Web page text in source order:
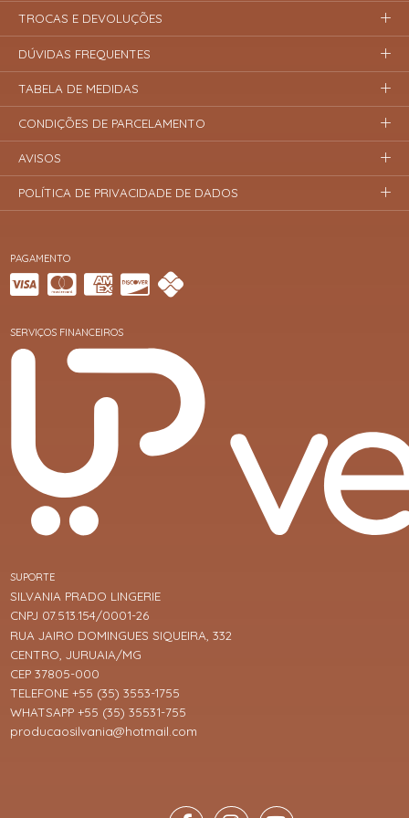
PAGAMENTO
SERVIÇOS FINANCEIROS
SUPORTE
SILVANIA PRADO LINGERIE
CNPJ 07.513.154/0001-26
RUA JAIRO DOMINGUES SIQUEIRA, 332
CENTRO, JURUAIA/MG
CEP 37805-000
TELEFONE +55 (35) 3553-1755
WHATSAPP +55 (35) 35531-755
producaosilvania@hotmail.com
TROCAS E DEVOLUÇÕES
DÚVIDAS FREQUENTES
TABELA DE MEDIDAS
CONDIÇÕES DE PARCELAMENTO
AVISOS
POLÍTICA DE PRIVACIDADE DE DADOS